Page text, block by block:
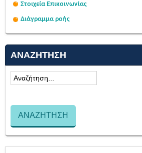
Στοιχεία Επικοινωνίας
Διάγραμμα ροής
ΑΝΑΖΉΤΗΣΗ